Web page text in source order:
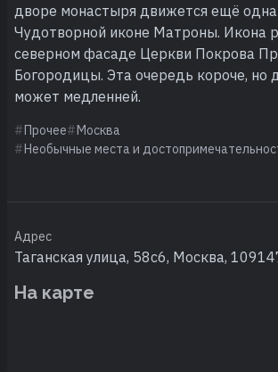
дворе монастыря движется ещё
Чудотворной иконе Матроны. Икона
северном фасаде Церкви Покрова
Богородицы. Эта очередь короче, но
может медленней.
Прочее
Москва
Необычные места и
Адрес
Таганская улица, 58с6, Москва,
На карте